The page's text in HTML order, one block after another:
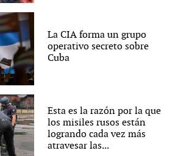
La CIA forma un grupo
operativo secreto sobre
Cuba
Esta es la razón por la que
los misiles rusos están
logrando cada vez más
atravesar las...